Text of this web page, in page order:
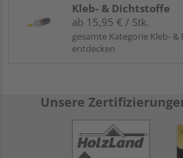
Kleb- & Dichtstoffe
ab 15,95 € / Stk.
gesamte Kategorie Kleb-
entdecken
Unsere